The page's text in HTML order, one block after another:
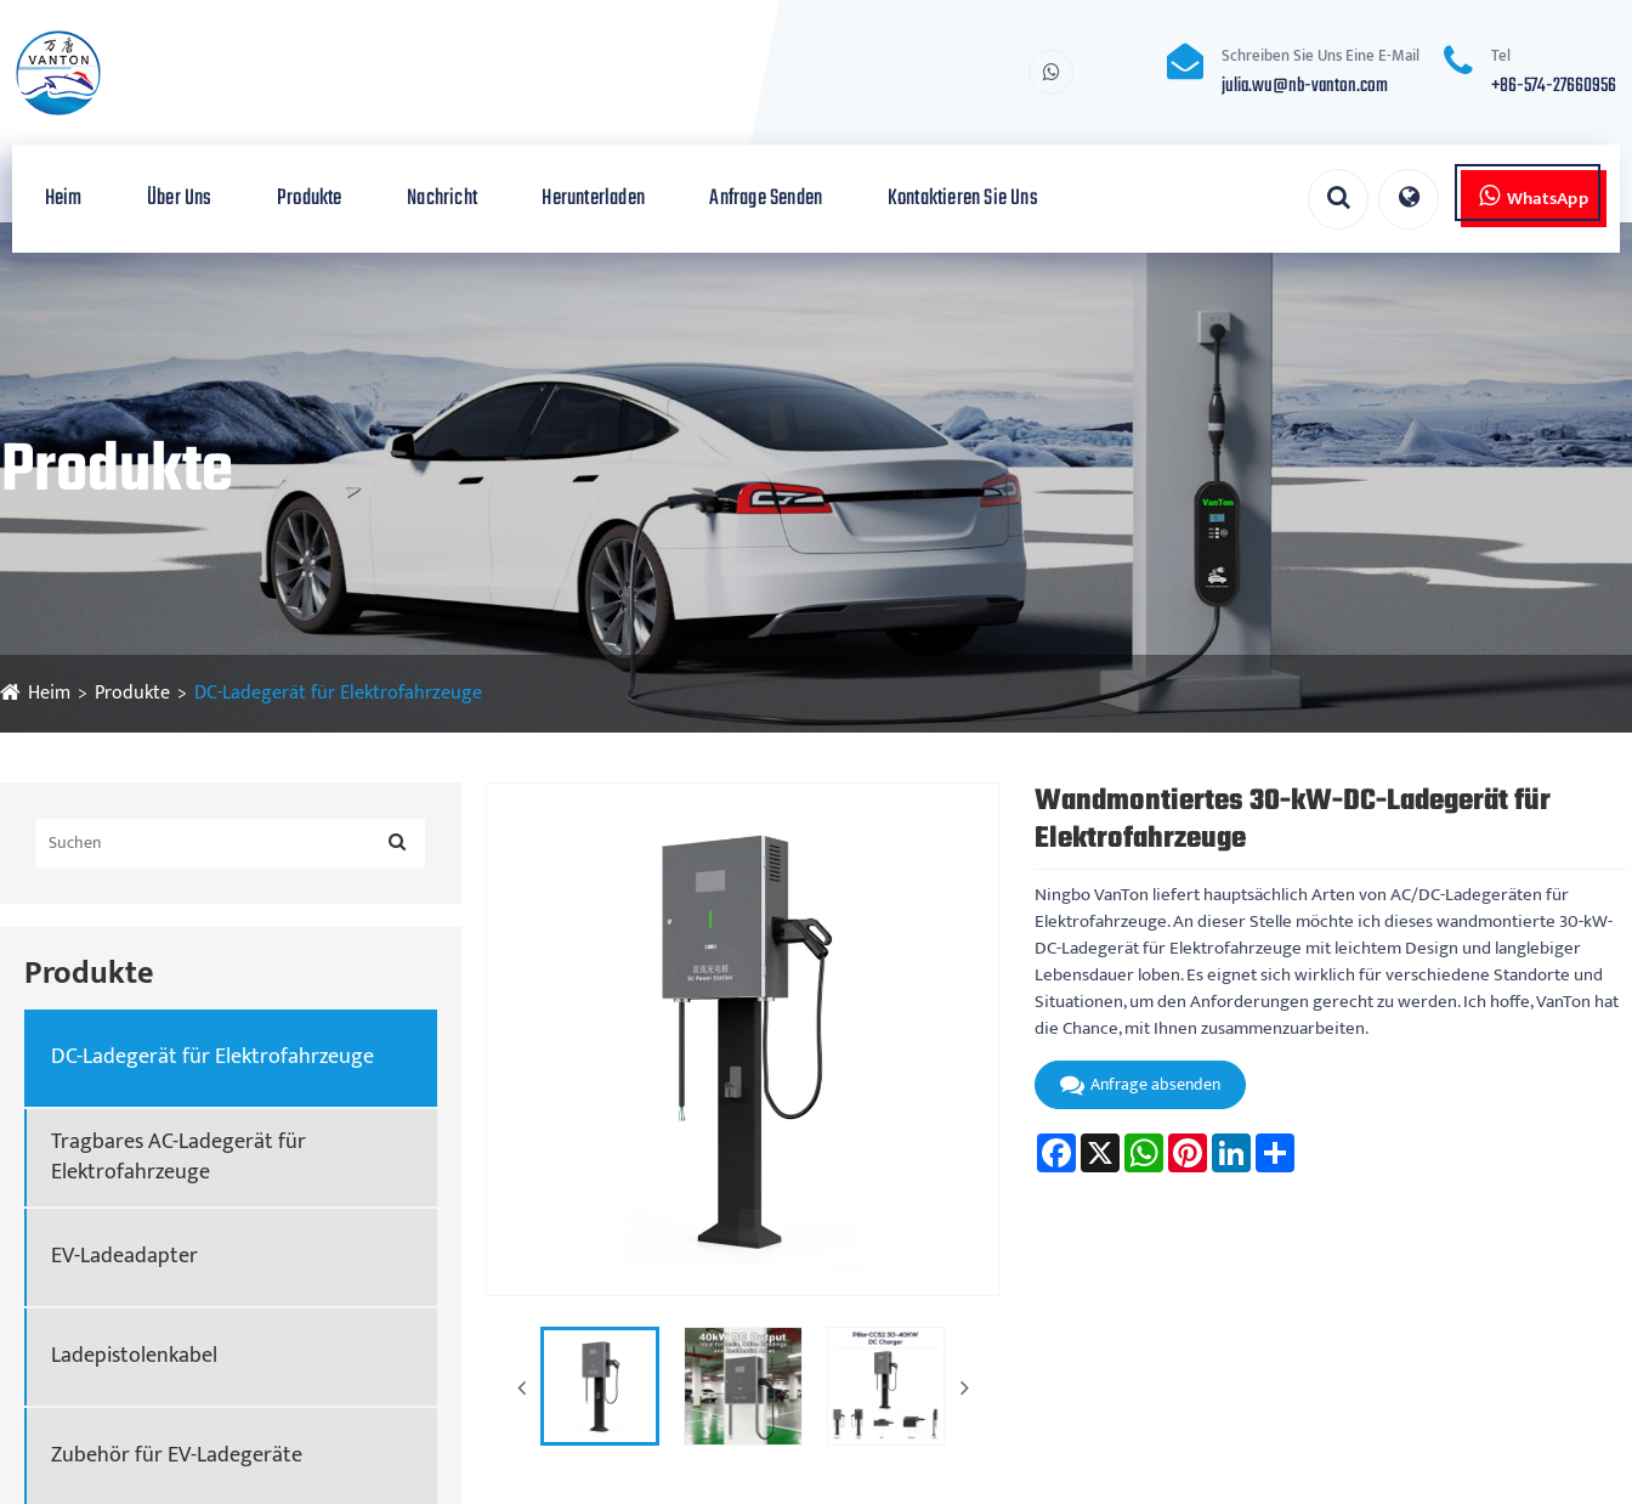
Schreiben Sie Uns Eine E-Mail
julia.wu@nb-vanton.com
Tel
+86-574-27660956
Heim Über Uns Produkte Nachricht Herunterladen Anfrage Senden Kontaktieren Sie Uns WhatsApp
Produkte
Heim Produkte DC-Ladegerät für Elektrofahrzeuge
Produkte
DC-Ladegerät für Elektrofahrzeuge
Tragbares AC-Ladegerät für
Elektrofahrzeuge
EV-Ladeadapter
Ladepistolenkabel
Zubehör für EV-Ladegeräte
Wandmontiertes 30-kW-DC-Ladegerät für
Elektrofahrzeuge
Ningbo VanTon liefert hauptsächlich Arten von AC/DC-Ladegeräten für
Elektrofahrzeuge. An dieser Stelle möchte ich dieses wandmontierte 30-kW-
DC-Ladegerät für Elektrofahrzeuge mit leichtem Design und langlebiger
Lebensdauer loben. Es eignet sich wirklich für verschiedene Standorte und
Situationen, um den Anforderungen gerecht zu werden. Ich hoffe, VanTon hat
die Chance, mit Ihnen zusammenzuarbeiten.
Anfrage absenden
Facebook
X WhatsAppPinterestLinkedInShare